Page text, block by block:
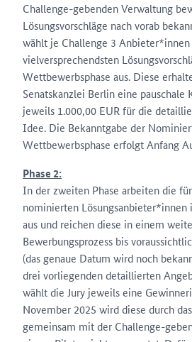
Challenge-gebenden Verwaltung
Lösungsvorschläge nach vorab
wählt je Challenge 3
vielversprechendsten
Wettbewerbsphase aus. Diese
Senatskanzlei Berlin eine pauschale
jeweils 1.000,00 EUR für die
Idee. Die Bekanntgabe der
Wettbewerbsphase erfolgt Anfang
Phase 2:
In der zweiten Phase arbeiten die
nominierten Lösungsanbieter*innen
aus und reichen diese in einem
Bewerbungsprozess bis
(das genaue Datum wird noch
drei vorliegenden detaillierten
wählt die Jury jeweils eine
November 2025 wird diese durch
gemeinsam mit der Challenge-